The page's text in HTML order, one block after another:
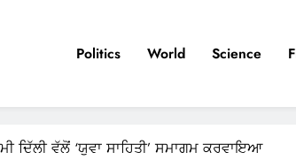
Politics World Science
ਦਿੱਲੀ ਵੱਲੋਂ ‘ਯੁਵਾ ਸਾਹਿਤੀ’ ਸਮਾਗਮ ਕਰਵਾਇਆ